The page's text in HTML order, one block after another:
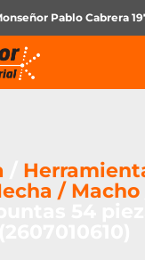
Pablo Cabrera
/ Macho